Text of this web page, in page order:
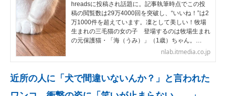
hreadsに投稿され話題に。記事執筆時点でこの投
稿の閲覧数は29万4000回を突破し、“いいね！”は2
万1000件を超えています。凜として美しい！牧場
生まれの三毛猫の女の子 登場するのは牧場生まれ
の元保護猫・「海（うみ）」（1歳）ちゃん。…
nlab.itmedia.co.jp
近所の人に「犬で間違いないんか？」と言われた